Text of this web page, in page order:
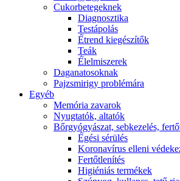
Cukorbetegeknek
Diagnosztika
Testápolás
É́trend kiegészítők
Teák
É́lelmiszerek
Daganatosoknak
Pajzsmirigy problémára
Egyéb
Memória zavarok
Nyugtatók, altatók
Bőrgyógyászat, sebkezelés,
É́gési sérülés
Koronavírus elleni
Fertőtlenítés
Higiéniás termékek